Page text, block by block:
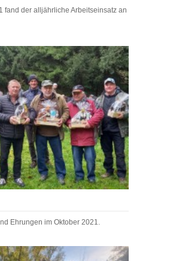
fand der alljährliche Arbeitseinsatz an
Ehrungen im Oktober 2021.